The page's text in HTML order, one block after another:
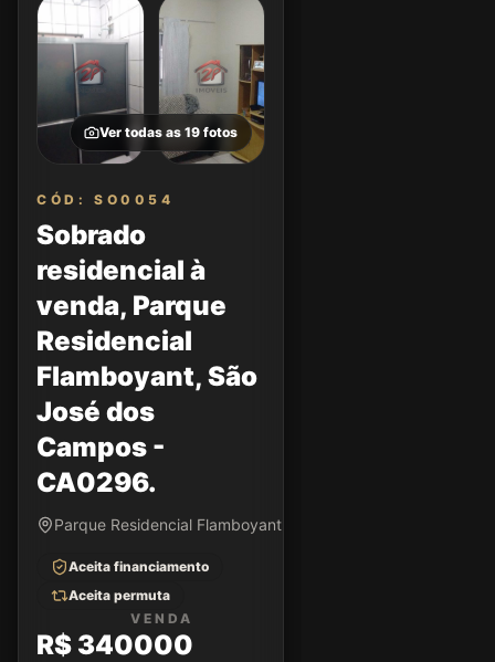
Ver todas as 19 fotos
CÓD: SO0054
Sobrado
residencial à
venda, Parque
Residencial
Flamboyant, São
José dos
Campos -
CA0296.
Parque Residencial Flamboyant • São José dos Campos/SP
Aceita financiamento
Aceita permuta
VENDA
R$ 340000